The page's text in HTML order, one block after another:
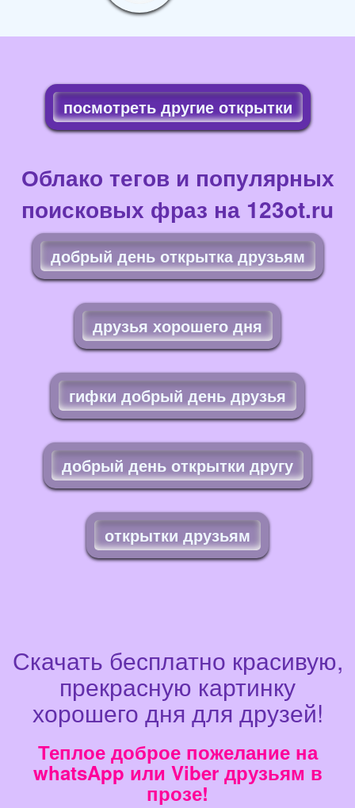
посмотреть другие открытки
Облако тегов и популярных
поисковых фраз на 123ot.ru
добрый день открытка друзьям
друзья хорошего дня
гифки добрый день друзья
добрый день открытки другу
открытки друзьям
Скачать бесплатно красивую,
прекрасную картинку
хорошего дня для друзей!
Теплое доброе пожелание на
whatsApp или Viber друзьям в
прозе!